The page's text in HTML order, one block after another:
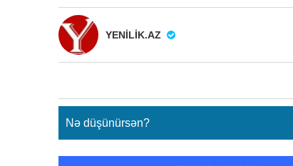
YENILIK.AZ
Nə düşünürsən?